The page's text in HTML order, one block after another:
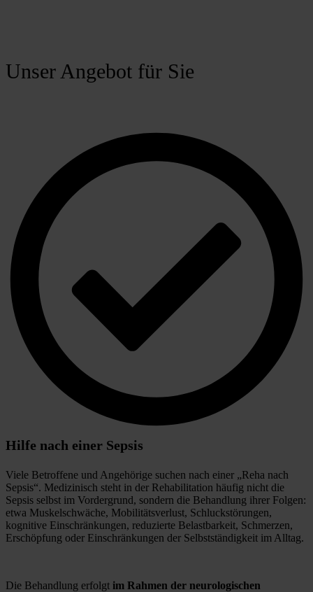
Unser Angebot für Sie
Hilfe nach einer Sepsis
Viele Betroffene und Angehörige suchen nach einer „Reha nach
Sepsis“. Medizinisch steht in der Rehabilitation häufig nicht die
Sepsis selbst im Vordergrund, sondern die Behandlung ihrer Folgen:
etwa Muskelschwäche, Mobilitätsverlust, Schluckstörungen,
kognitive Einschränkungen, reduzierte Belastbarkeit, Schmerzen,
Erschöpfung oder Einschränkungen der Selbstständigkeit im Alltag.
Die Behandlung erfolgt im Rahmen der neurologischen